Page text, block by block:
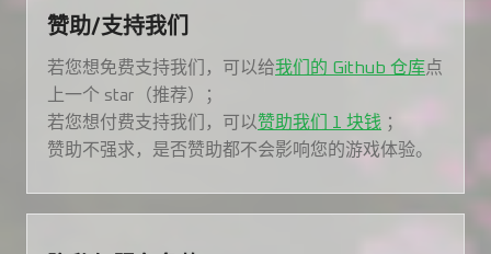
赞助/支持我们
若您想免费支持我们，可以给我们的 Github 仓库点
上一个 star（推荐）；
若您想付费支持我们，可以赞助我们 1 块钱 ；
赞助不强求，是否赞助都不会影响您的游戏体验。